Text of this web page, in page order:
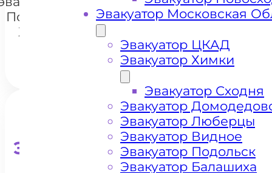
Подолино
Химки
Эвакуатор для
Эвакуатор Московская
Эвакуатор ЦКАД
Эвакуатор Химки
Эвакуатор Сходня
Эвакуатор
Эвакуатор Люберцы
Эвакуатор Видное
Эвакуатор Подольск
Эвакуатор Балашиха